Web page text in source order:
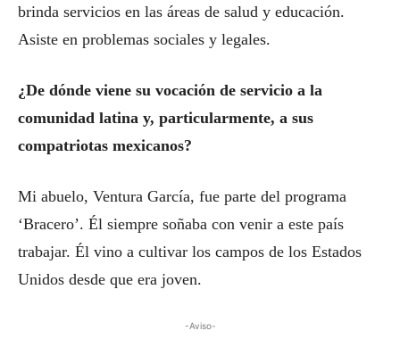
brinda servicios en las áreas de salud y educación.
Asiste en problemas sociales y legales.
¿De dónde viene su vocación de servicio a la
comunidad latina y, particularmente, a sus
compatriotas mexicanos?
Mi abuelo, Ventura García, fue parte del programa
‘Bracero’. Él siempre soñaba con venir a este país
trabajar. Él vino a cultivar los campos de los Estados
Unidos desde que era joven.
-Aviso-